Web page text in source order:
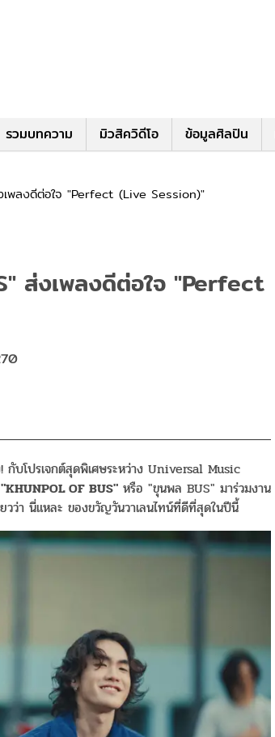
รวมบทความ มิวสิควิดีโอ ข้อมูลศิลปิน
พลงดีต่อใจ "Perfect (Live Session)"
ส่งเพลงดีต่อใจ "Perfect
บโปรเจกต์สุดพิเศษระหว่าง Universal Music
"KHUNPOL OF BUS" หรือ "ขุนพล BUS" มาร่วมงาน
วว่า นี่แหละ ของขวัญวันวาเลนไทน์ที่ดีที่สุดในปีนี้